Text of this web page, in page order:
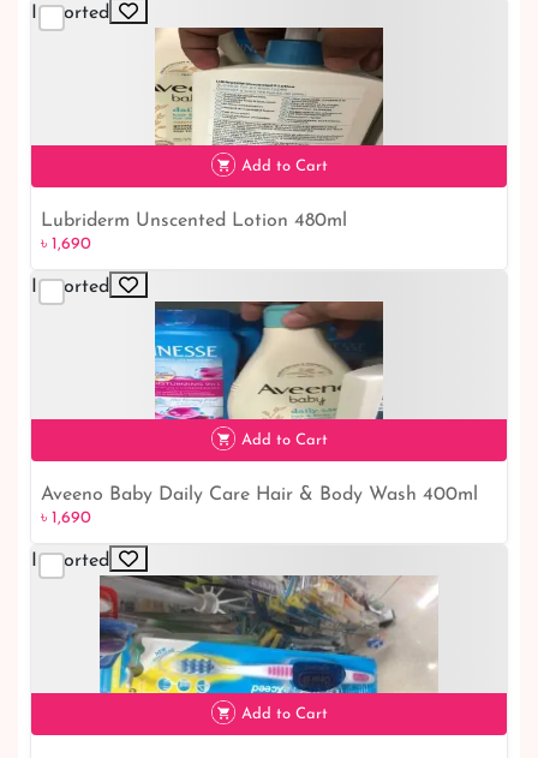
৳ 2,990
Imported
৳ 1,690
Add to Cart
Lubriderm Unscented Lotion 480ml
৳ 1,690
Imported
৳ 1,690
Add to Cart
Aveeno Baby Daily Care Hair & Body Wash 400ml
৳ 1,690
Imported
Add to Cart